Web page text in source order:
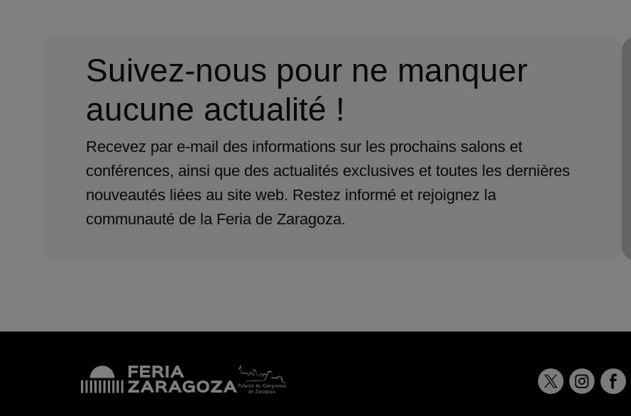
Suivez-nous pour ne manquer
aucune actualité !
Recevez par e-mail des informations sur les prochains salons et
conférences, ainsi que des actualités exclusives et toutes les dernières
nouveautés liées au site web. Restez informé et rejoignez la
communauté de la Feria de Zaragoza.